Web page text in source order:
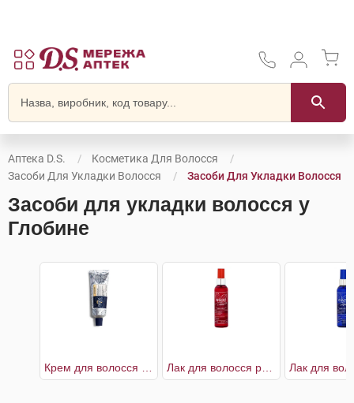
Аптека D.S.
Косметика Для Волосся
Засоби Для Укладки Волосся
Засоби Для Укладки Волосся
Засоби для укладки волосся у
Глобине